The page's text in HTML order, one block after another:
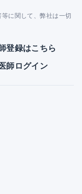
に関して、弊社は一切
登録はこちら
医師ログイン